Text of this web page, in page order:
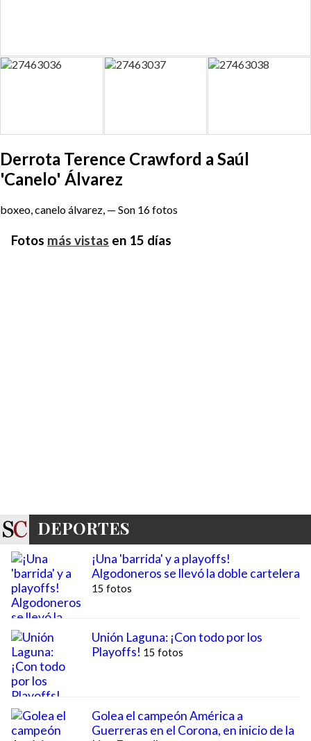
Derrota Terence Crawford a Saúl
'Canelo' Álvarez
boxeo, canelo álvarez, — Son 16 fotos
Fotos más vistas en 15 días
DEPORTES